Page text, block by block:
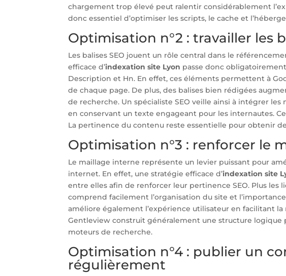
chargement trop élevé peut ralentir considérablement
donc essentiel d’optimiser les scripts, le cache et
Optimisation n°2 : travailler les
Les balises SEO jouent un rôle central dans le
efficace d’indexation site Lyon passe donc
Description et Hn. En effet, ces éléments permettent à
de chaque page. De plus, des balises bien rédigées
de recherche. Un spécialiste SEO veille ainsi à intégrer
en conservant un texte engageant pour les internautes.
La pertinence du contenu reste essentielle pour obtenir
Optimisation n°3 : renforcer le
Le maillage interne représente un levier puissant pour
internet. En effet, une stratégie efficace d’indexation site
entre elles afin de renforcer leur pertinence SEO. Plus les
comprend facilement l’organisation du site et
améliore également l’expérience utilisateur en facilitant
Gentleview construit généralement une structure logique
moteurs de recherche.
Optimisation n°4 : publier un
régulièrement